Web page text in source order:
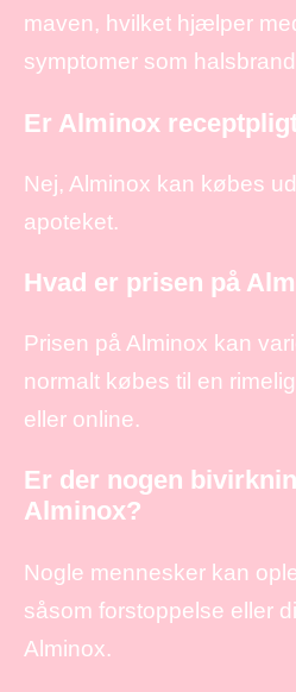
maven, hvilket hjælper
symptomer som
Er Alminox
Nej, Alminox kan købes
apoteket.
Hvad er prisen på
Prisen på Alminox kan
normalt købes til en
eller online.
Er der nogen
Alminox?
Nogle mennesker kan
såsom forstoppelse eller
Alminox.